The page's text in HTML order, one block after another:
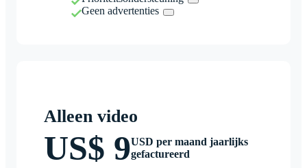
Geen advertenties
Alleen video
US$ 9USD per maand jaarlijks
gefactureerd